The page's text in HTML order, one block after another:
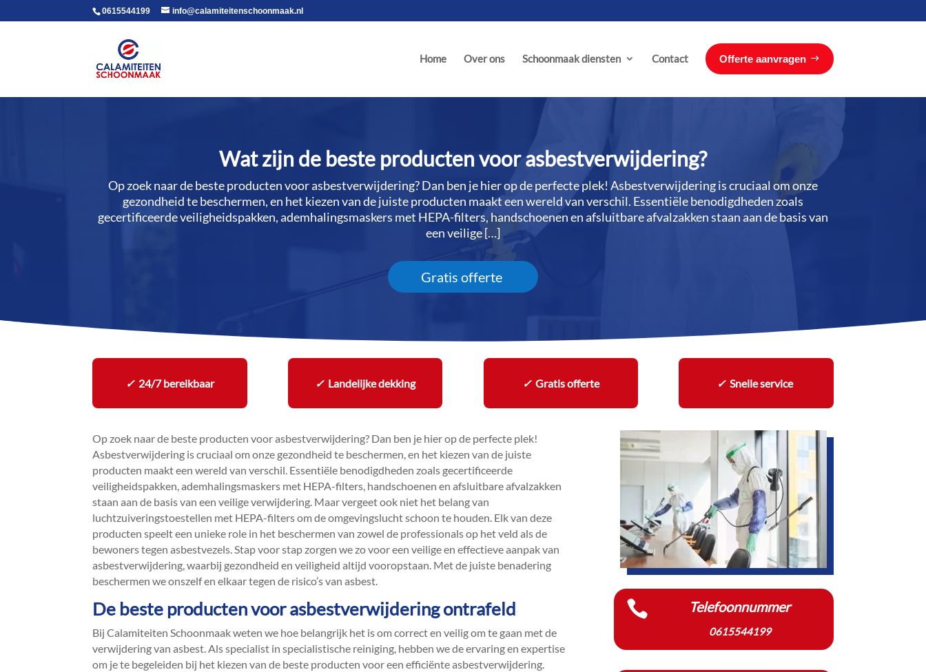
0615544199 info@calamiteitenschoonmaak.nl
Home Over ons Schoonmaak diensten Contact Offerte aanvragen
Wat zijn de beste producten voor asbestverwijdering?
Op zoek naar de beste producten voor asbestverwijdering? Dan ben je hier op de perfecte plek! Asbestverwijdering is cruciaal om onze
gezondheid te beschermen, en het kiezen van de juiste producten maakt een wereld van verschil.​ Essentiële benodigdheden zoals
gecertificeerde veiligheidspakken, ademhalingsmaskers met HEPA-filters, handschoenen en afsluitbare afvalzakken staan aan de basis van
een veilige […]
Gratis offerte
✓24/7 bereikbaar ✓ Landelijke dekking ✓Gratis offerte ✓Snelle service
Op zoek naar de beste producten voor asbestverwijdering? Dan ben je hier op de perfecte plek!
Asbestverwijdering is cruciaal om onze gezondheid te beschermen, en het kiezen van de juiste
producten maakt een wereld van verschil.​ Essentiële benodigdheden zoals gecertificeerde
veiligheidspakken, ademhalingsmaskers met HEPA-filters, handschoenen en afsluitbare afvalzakken
staan aan de basis van een veilige verwijdering.​ Maar vergeet ook niet het belang van
luchtzuiveringstoestellen met HEPA-filters om de omgevingslucht schoon te houden.​ Elk van deze
producten speelt een unieke role in het beschermen van zowel de professionals op het veld als de
bewoners tegen asbestvezels.​ Stap voor stap zorgen we zo voor een veilige en effectieve aanpak van
asbestverwijdering, waarbij gezondheid en veiligheid altijd vooropstaan.​ Met de juiste benadering
beschermen we onszelf en elkaar tegen de risico’s van asbest.​
De beste producten voor asbestverwijdering ontrafeld
Bij Calamiteiten Schoonmaak weten we hoe belangrijk het is om correct en veilig om te gaan met de
verwijdering van asbest.​ Als specialist in specialistische reiniging, hebben we de ervaring en expertise
om je te begeleiden bij het kiezen van de beste producten voor een efficiënte asbestverwijdering.​
 Telefoonnummer
0615544199